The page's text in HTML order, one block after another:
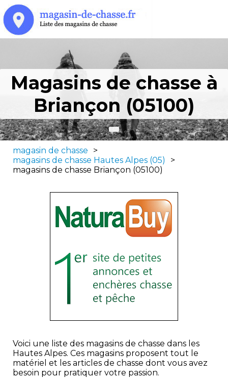
Magasins de chasse à
Briançon (05100)
magasin de chasse
>
magasins de chasse Hautes Alpes (05)
>
magasins de chasse Briançon (05100)
Voici une liste des magasins de chasse dans les
Hautes Alpes. Ces magasins proposent tout le
matériel et les articles de chasse dont vous avez
besoin pour pratiquer votre passion.